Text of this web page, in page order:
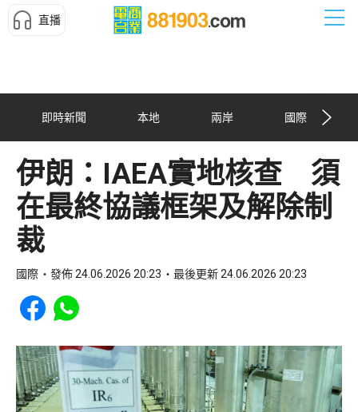
直播
即時新聞 本地 兩岸 國際
伊朗：IAEA實地核查 須
在最終協議框架及解除制
裁
國際 發佈 24.06.2026 20:23 最後更新 24.06.2026 20:23
Share to Facebook
Share to WhatsApp